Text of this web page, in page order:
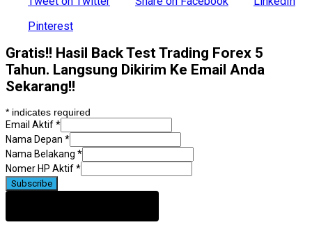
Pinterest
Gratis!! Hasil Back Test Trading Forex 5
Tahun. Langsung Dikirim Ke Email Anda
Sekarang!!
* indicates required
Email Aktif*
Nama Depan *
Nama Belakang *
Nomer HP Aktif*